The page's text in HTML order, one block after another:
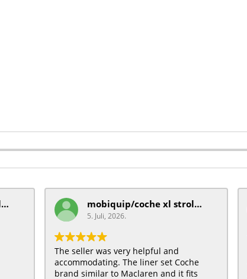
mobiquip/coche xl stroller mobiquip/coche xl stroller
5. Juli, 2026.
The seller was very helpful and
accommodating. The liner set Coche
brand similar to Maclaren and it fits